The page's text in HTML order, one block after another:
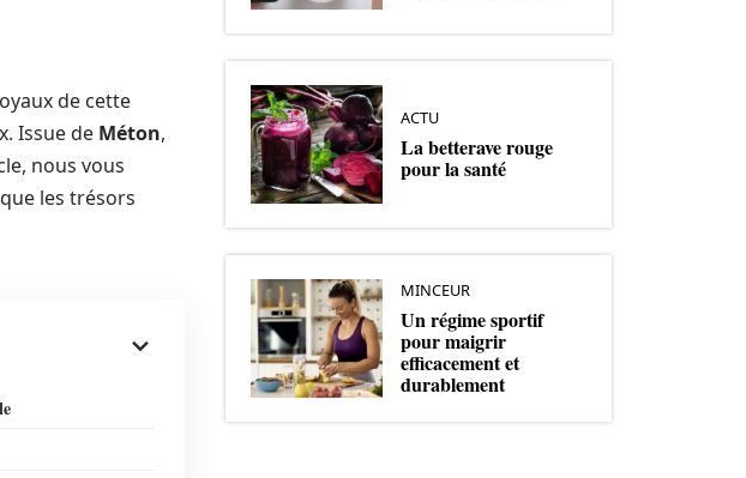
de cette
Issue de Méton,
nous vous
les trésors
ACTU
La betterave rouge
pour la santé
MINCEUR
Un régime sportif
pour maigrir
efficacement et
durablement